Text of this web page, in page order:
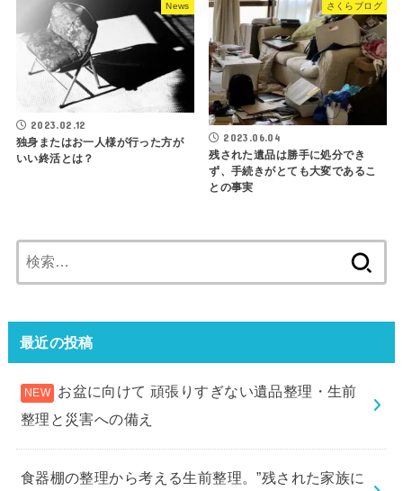
News
2023.02.12
独身またはお一人様が行った方が
いい終活とは？
さくらブログ
2023.06.04
残された遺品は勝手に処分でき
ず、手続きがとても大変であるこ
との事実
索:
最近の投稿
お盆に向けて 頑張りすぎない遺品整理・生前
整理と災害への備え
食器棚の整理から考える生前整理。”残された家族に